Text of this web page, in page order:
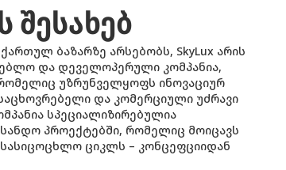
ᲨᲔᲡᲐᲮᲔᲑ
ბაზარზე არსებობს, SkyLux არის
და დეველოპერული კომპანია,
უზრუნველყოფს ინოვაციურ
და კომერციული უძრავი
სპეციალიზირებულია
პროექტებში, რომელიც მოიცავს
ციკლს – კონცეფციიდან